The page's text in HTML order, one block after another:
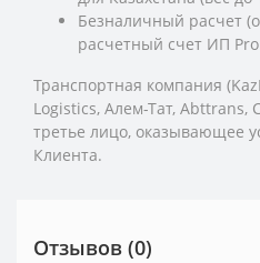
Безналичный расчет
расчетный счет ИП
Транспортная компания
Logistics, Алем-Тат, Abttrans,
третье лицо, оказывающее
Клиента.
Отзывов (0)